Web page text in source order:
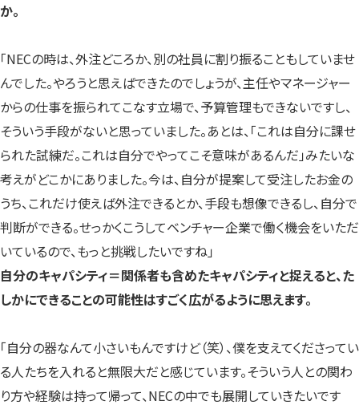
か。
「NECの時は、外注どころか、別の社員に割り振ることもしていませ
んでした。やろうと思えばできたのでしょうが、主任やマネージャー
からの仕事を振られてこなす立場で、予算管理もできないですし、
そういう手段がないと思っていました。あとは、「これは自分に課せ
られた試練だ。これは自分でやってこそ意味があるんだ」みたいな
考えがどこかにありました。今は、自分が提案して受注したお金の
うち、これだけ使えば外注できるとか、手段も想像できるし、自分で
判断ができる。せっかくこうしてベンチャー企業で働く機会をいただ
いているので、もっと挑戦したいですね」
自分のキャパシティ＝関係者も含めたキャパシティと捉えると、た
しかにできることの可能性はすごく広がるように思えます。
「自分の器なんて小さいもんですけど（笑）、僕を支えてくださってい
る人たちを入れると無限大だと感じています。そういう人との関わ
り方や経験は持って帰って、NECの中でも展開していきたいです